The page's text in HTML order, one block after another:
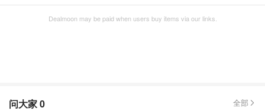
Dealmoon may be paid when users buy items via our links.
问大家0 全部